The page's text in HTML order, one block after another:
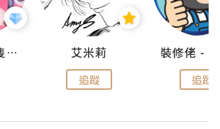
儍媽媽與兩隻小魔怪之家 艾米莉
追蹤 追蹤